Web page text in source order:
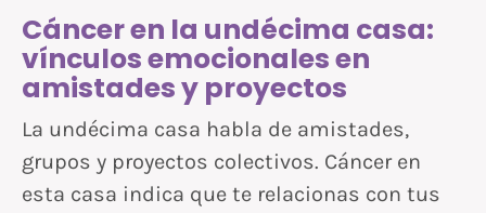
Cáncer en la undécima casa:
vínculos emocionales en
amistades y proyectos
La undécima casa habla de amistades,
grupos y proyectos colectivos. Cáncer en
esta casa indica que te relacionas con tus